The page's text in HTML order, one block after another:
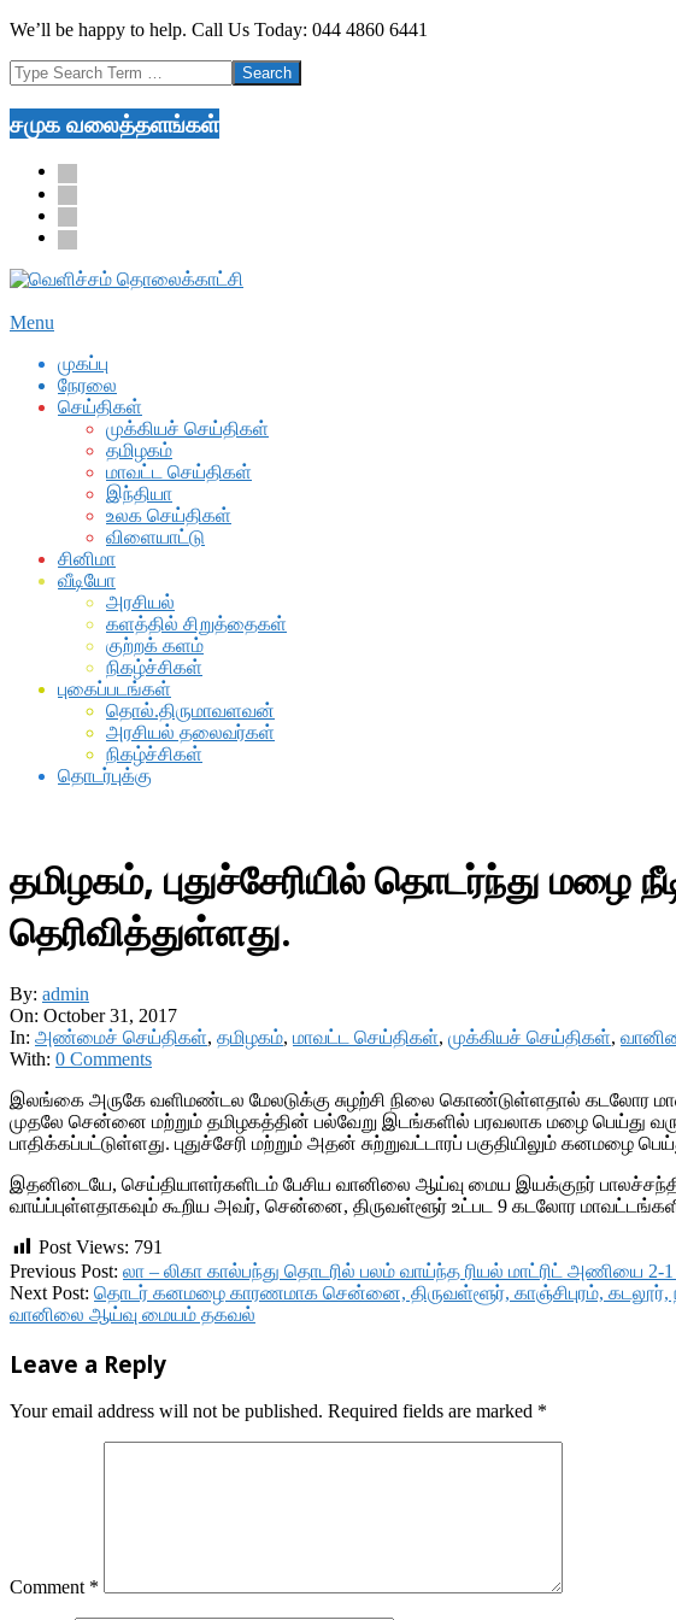
Skip
content
We’ll be happy to help. Call Us Today: 044 4860 6441
Search
சமுக வலைத்தளங்கள்
facebook
twitter
youtube
google
Secondary
Menu
Menu
முகப்பு
நேரலை
செய்திகள்
முக்கியச் செய்திகள்
தமிழகம்
மாவட்ட செய்திகள்
இந்தியா
உலக செய்திகள்
விளையாட்டு
சினிமா
வீடியோ
அரசியல்
களத்தில் சிறுத்தைகள்
குற்றக் களம்
நிகழ்ச்சிகள்
புகைப்படங்கள்
தொல்.திருமாவளவன்
அரசியல் தலைவர்கள்
நிகழ்ச்சிகள்
தொடர்புக்கு
தமிழகம், புதுச்சேரியில் தொடர்ந்து
தெரிவித்துள்ளது.
By: admin
On: October 31, 2017
In: அண்மைச் செய்திகள், தமிழகம், மாவட்ட செய்திகள், முக்கியச் செய்திகள்,
With: 0 Comments
இலங்கை அருகே வளிமண்டல மேலடுக்கு சுழற்சி நிலை கொண்டுள்ளதால் கடலோர
முதலே சென்னை மற்றும் தமிழகத்தின் பல்வேறு இடங்களில் பரவலாக மழை பெய்து
பாதிக்கப்பட்டுள்ளது. புதுச்சேரி மற்றும் அதன் சுற்றுவட்டாரப் பகுதியிலும் கனமழை
இதனிடையே, செய்தியாளர்களிடம் பேசிய வானிலை ஆய்வு மைய இயக்குநர்
வாய்ப்புள்ளதாகவும் கூறிய அவர், சென்னை, திருவள்ளூர் உட்பட 9 கடலோர
Post Views: 791
2017-
10-
31
Previous Post: லா – லிகா கால்பந்து தொடரில் பலம் வாய்ந்த ரியல் மாட்ரிட் அணியை
Next Post: தொடர் கனமழை காரணமாக சென்னை, திருவள்ளூர், காஞ்சிபுரம், கடலூர்,
வானிலை ஆய்வு மையம் தகவல்
Leave a Reply
Your email address will not be published. Required fields are marked *
Comment *